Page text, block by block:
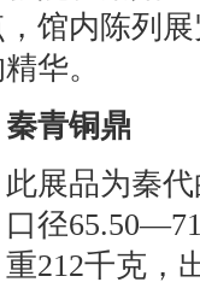
馆内陈列
华。
秦青铜鼎
品为秦代
径
212千克，